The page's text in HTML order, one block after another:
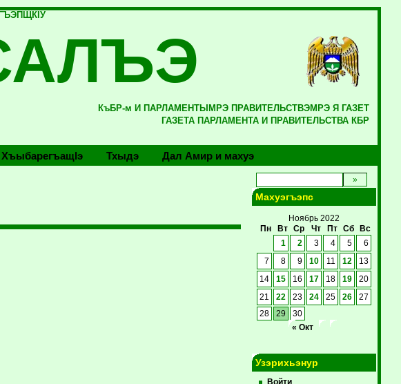
КъБР-м И ПАРЛАМЕНТЫМРЭ ПРАВИТЕЛЬСТВЭМРЭ Я ГАЗЕТ
ГАЗЕТА ПАРЛАМЕНТА И ПРАВИТЕЛЬСТВА КБР
Хъыбарегъащlэ Тхыдэ Дал Амир и махуэ
Махуэгъэпс
Ноябрь 2022
Пн
Вт Ср Чт Пт Сб
Вс
1
2 3 4 5 6
7 8 9 10 11 12 13
14 15 16 17 18 19 20
21 22 23 24 25 26
27
28
29
30
« Окт
Узэрихьэнур
Войти